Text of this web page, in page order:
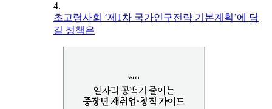
4.
초고령사회 ‘제1차 국가인구전략 기본계획’에 담
길 정책은